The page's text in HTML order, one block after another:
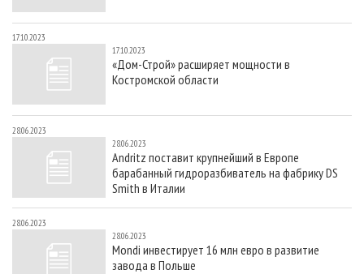
17.10.2023
17.10.2023
«Дом-Строй» расширяет мощности в
Костромской области
28.06.2023
28.06.2023
Andritz поставит крупнейший в Европе
барабанный гидроразбиватель на фабрику DS
Smith в Италии
28.06.2023
28.06.2023
Mondi инвестирует 16 млн евро в развитие
завода в Польше